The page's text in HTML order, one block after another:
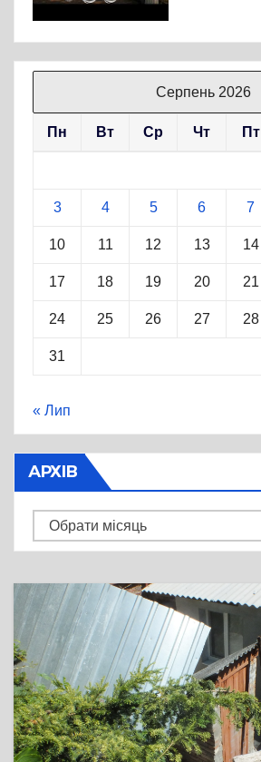
Серпень 2026
Пн Вт Ср Чт Пт
3 4 5 6 7
10 11 12 13 14
17 18 19 20 21
24 25 26 27 28
31
« Лип
АРХІВ
Архів